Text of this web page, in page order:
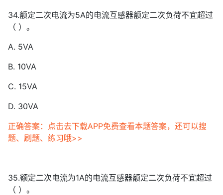
34.额定二次电流为5A的电流互感器额定二次负荷不宜超过
（ ）。
A. 5VA
B. 10VA
C. 15VA
D. 30VA
正确答案：点击去下载APP免费查看本题答案，还可以搜
题、刷题、练习哦>>
35.额定二次电流为1A的电流互感器额定二次负荷不宜超过
（ ）。